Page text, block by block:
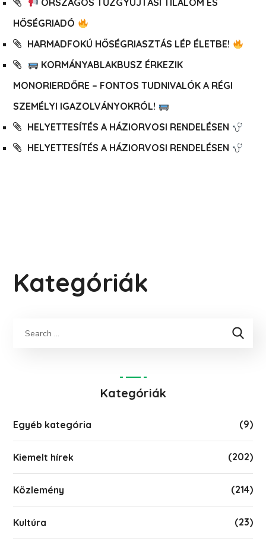
ORSZÁGOS TŰZGYÚJTÁSI TILALOM ÉS
HŐSÉGRIADÓ
HARMADFOKÚ HŐSÉGRIASZTÁS LÉP ÉLETBE!
KORMÁNYABLAKBUSZ ÉRKEZIK
MONORIERDŐRE – FONTOS TUDNIVALÓK A RÉGI
SZEMÉLYI IGAZOLVÁNYOKRÓL!
HELYETTESÍTÉS A HÁZIORVOSI RENDELÉSEN
HELYETTESÍTÉS A HÁZIORVOSI RENDELÉSEN
Kategóriák
Keresés
Kategóriák
Egyéb kategória (9)
Kiemelt hírek (202)
Közlemény (214)
Kultúra (23)